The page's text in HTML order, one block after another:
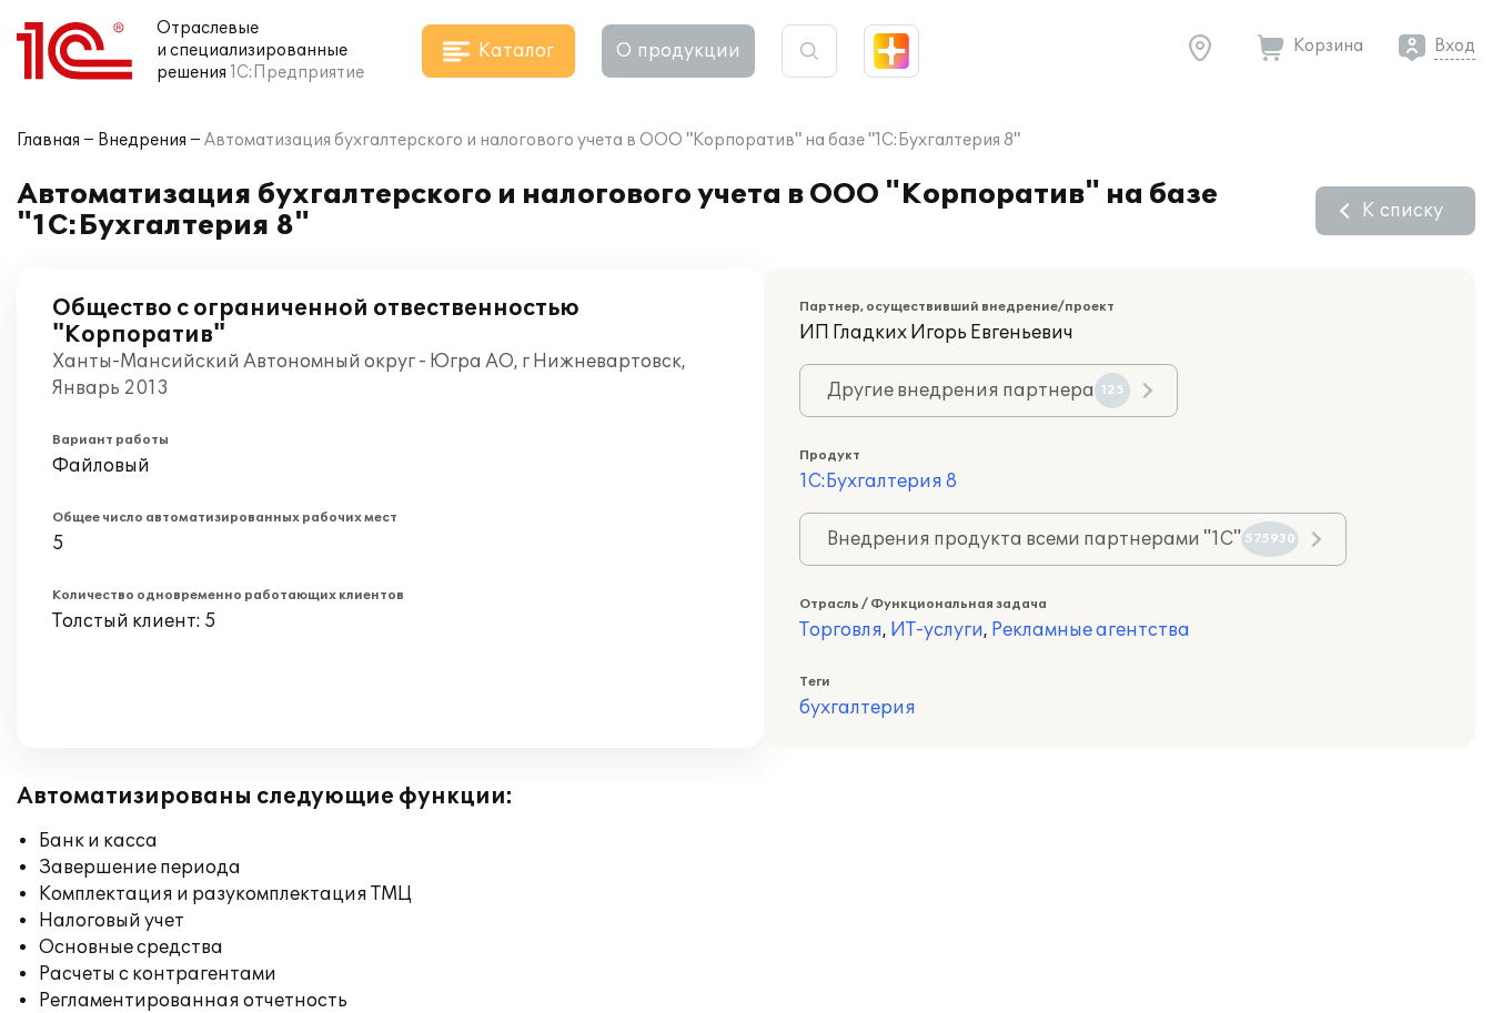
Отраслевые
и специализированные
решения 1С:Предприятие
Каталог О продукции Корзина Вход
Главная Внедрения Автоматизация бухгалтерского и налогового учета в ООО "Корпоратив" на базе "1С:Бухгалтерия 8"
Автоматизация бухгалтерского и налогового учета в ООО "Корпоратив" на базе
"1С:Бухгалтерия 8"
К списку
Общество с ограниченной отвественностью
"Корпоратив"
Ханты-Мансийский Автономный округ - Югра АО, г Нижневартовск,
Январь 2013
Вариант работы
Файловый
Общее число автоматизированных рабочих мест
5
Количество одновременно работающих клиентов
Толстый клиент: 5
Партнер, осуществивший внедрение/проект
ИП Гладких Игорь Евгеньевич
Другие внедрения партнера 125
Продукт
1С:Бухгалтерия 8
Внедрения продукта всеми партнерами "1С" 575930
Отрасль / Функциональная задача
Торговля, ИТ-услуги, Рекламные агентства
Теги
бухгалтерия
Автоматизированы следующие функции:
Банк и касса
Завершение периода
Комплектация и разукомплектация ТМЦ
Налоговый учет
Основные средства
Расчеты с контрагентами
Регламентированная отчетность